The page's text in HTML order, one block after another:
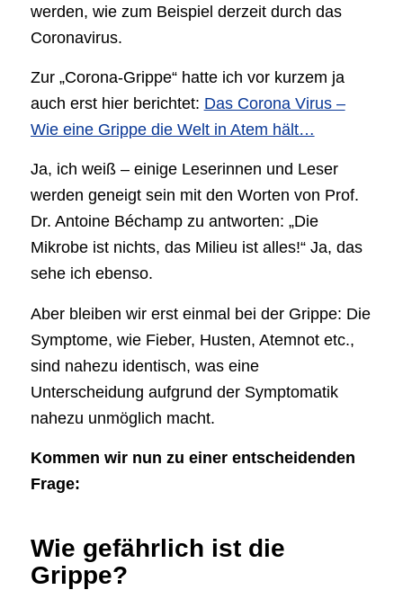
werden, wie zum Beispiel derzeit durch das
Coronavirus.
Zur „Corona-Grippe“ hatte ich vor kurzem ja
auch erst hier berichtet: Das Corona Virus –
Wie eine Grippe die Welt in Atem hält…
Ja, ich weiß – einige Leserinnen und Leser
werden geneigt sein mit den Worten von Prof.
Dr. Antoine Béchamp zu antworten: „Die
Mikrobe ist nichts, das Milieu ist alles!“ Ja, das
sehe ich ebenso.
Aber bleiben wir erst einmal bei der Grippe: Die
Symptome, wie Fieber, Husten, Atemnot etc.,
sind nahezu identisch, was eine
Unterscheidung aufgrund der Symptomatik
nahezu unmöglich macht.
Kommen wir nun zu einer entscheidenden
Frage:
Wie gefährlich ist die
Grippe?